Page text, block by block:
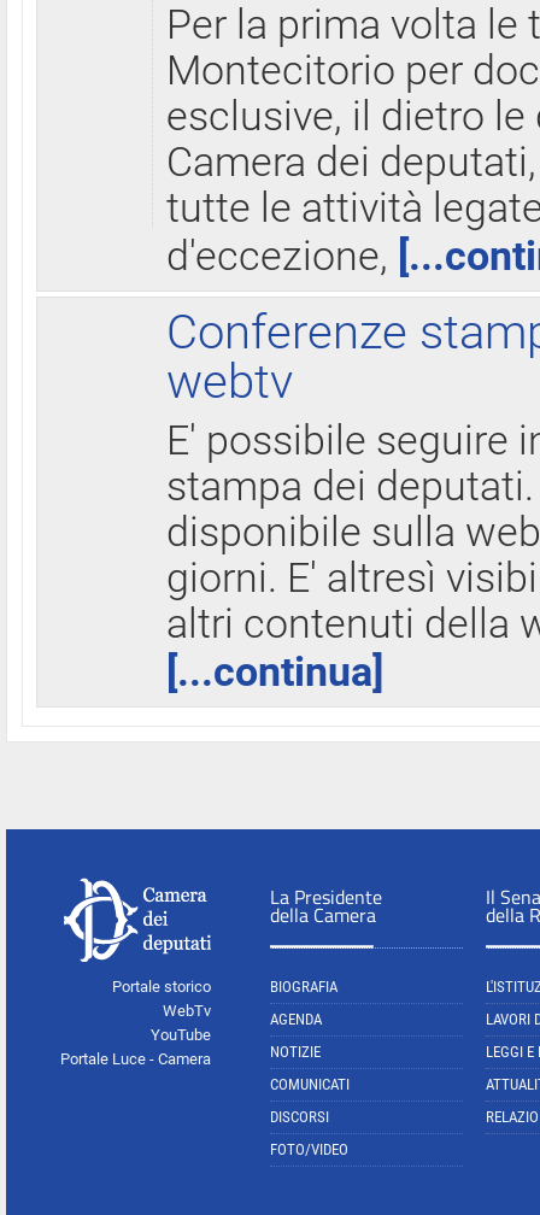
Per la prima volta le
Montecitorio per
esclusive, il dietro
Camera dei
tutte le attività
d'eccezione,
Conferenze
webtv
E' possibile seguire
stampa dei
disponibile sulla
giorni. E' altresì
altri contenuti della
[...continua]
Portale storico
WebTv
YouTube
Portale Luce - Camera
La Presidente
della Camera
BIOGRAFIA
AGENDA
NOTIZIE
COMUNICATI
DISCORSI
FOTO/VIDEO
Il
della
LAVORI
LEGGI E